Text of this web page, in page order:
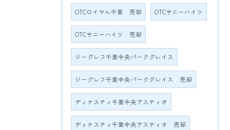
OTCロイヤル千里 売却 OTCサニーハイツ
OTCサニーハイツ 売却
ジーグレフ千里中央パークグレイス
ジーグレフ千里中央パークグレイス 売却
ディナスティ千里中央アスティオ
ディナスティ千里中央アスティオ 売却